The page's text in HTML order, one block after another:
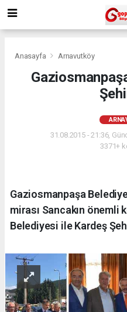
Anasayfa Arnavutköy
31.08.2015 - 21:36,
3371+
Gaziosmanpaşa
mirası Sancakın
Belediyesi ile Kardeş